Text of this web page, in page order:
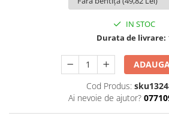
IN STOC
Durata de livrare:
Cod Produs:
Ai nevoie de ajutor?